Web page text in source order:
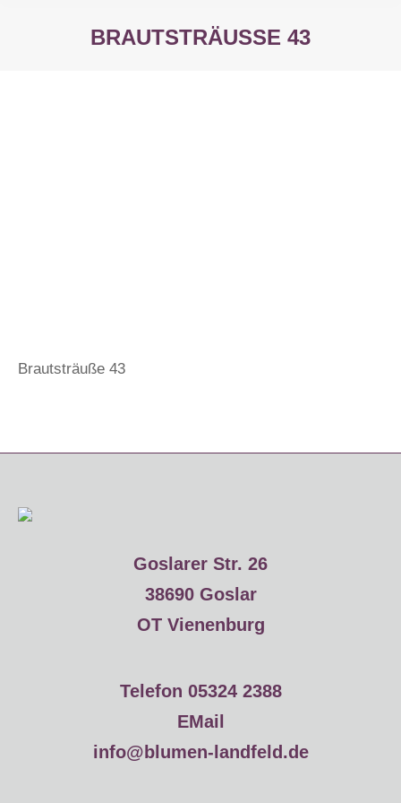
BRAUTSTRÄUSSE 43
Brautsträuße 43
Goslarer Str. 26
38690 Goslar
OT Vienenburg
Telefon 05324 2388
EMail
info@blumen-landfeld.de